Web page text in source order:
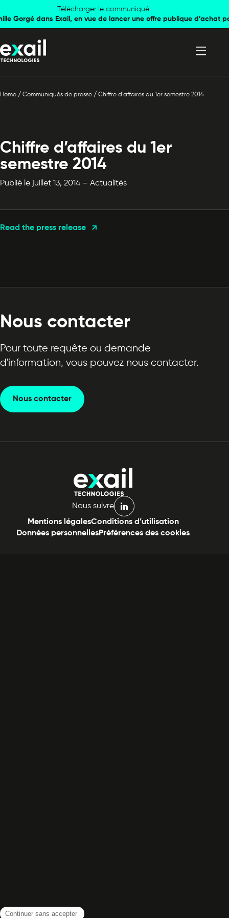
navigation
content
Télécharger le communiqué
Gorgé dans Exail, en vue de lancer une offre publique d’achat
Home / Communiqués de presse / Chiffre d’affaires du 1er semestre 2014
Chiffre d’affaires du 1er
semestre 2014
Publié le juillet 13, 2014 – Actualités
Read the press release
Nous contacter
Pour toute requête ou demande
d'information, vous pouvez nous contacter.
Nous contacter
Nous suivre
linkedin
Mentions légalesConditions d’utilisation
Données personnellesPréférences des cookies